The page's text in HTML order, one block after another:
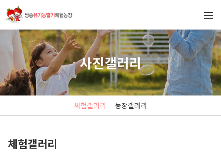
사진갤러리
체험갤러리 농장갤러리
체험갤러리